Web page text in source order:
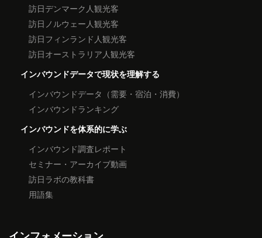
訪日デンマーク人観光客
訪日ノルウェー人観光客
訪日フィンランド人観光客
訪日オーストラリア人観光客
インバウンドデータで現状を理解する
インバウンドデータ（需要・宿泊・消費）
インバウンドランキング
インバウンドを体系的に学ぶ
インバウンド調査レポート
セミナー・アーカイブ動画
訪日ラボの教科書
用語集